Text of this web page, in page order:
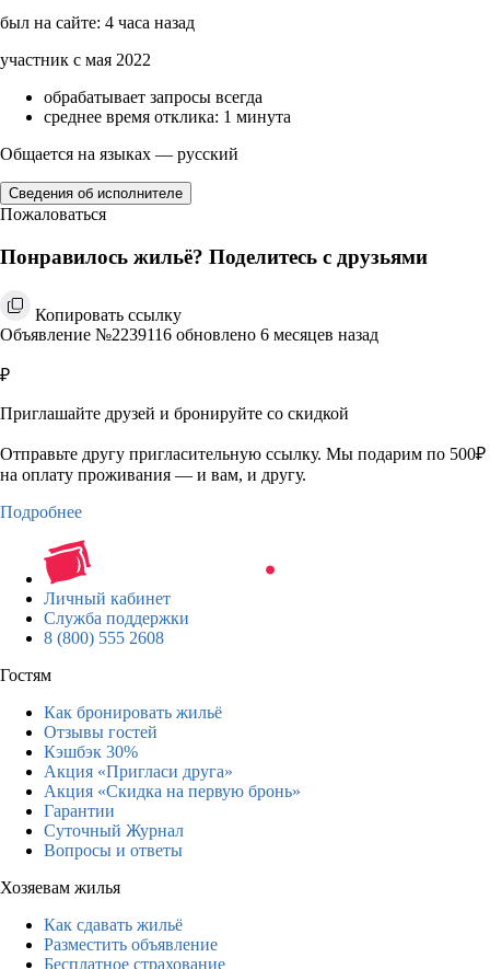
был на сайте: 4 часа назад
участник с мая 2022
обрабатывает запросы всегда
среднее время отклика: 1 минута
Общается на языках — русский
Сведения об исполнителе
Пожаловаться
Понравилось жильё? Поделитесь с друзьями
Копировать ссылку
Объявление №2239116 обновлено 6 месяцев назад
₽
Приглашайте друзей и бронируйте со скидкой
Отправьте другу пригласительную ссылку. Мы подарим по 500₽
на оплату проживания — и вам, и другу.
Подробнее
Личный кабинет
Служба поддержки
8 (800) 555 2608
Гостям
Как бронировать жильё
Отзывы гостей
Кэшбэк 30%
Акция «Пригласи друга»
Акция «Скидка на первую бронь»
Гарантии
Суточный Журнал
Вопросы и ответы
Хозяевам жилья
Как сдавать жильё
Разместить объявление
Бесплатное страхование